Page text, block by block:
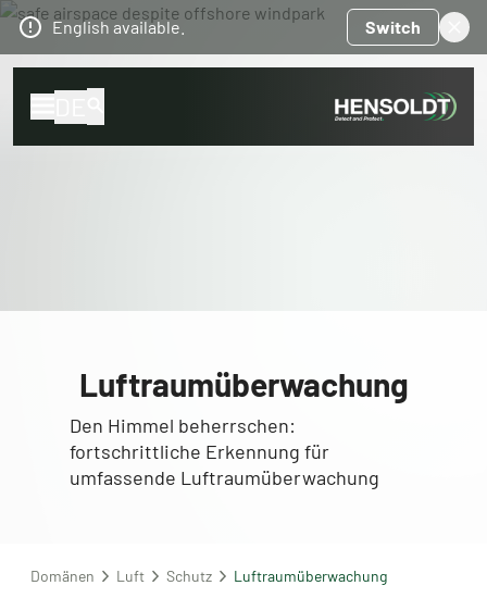
English available. Switch
Luftraumüberwachung
Den Himmel beherrschen:
fortschrittliche Erkennung für
umfassende Luftraumüberwachung
Domänen Luft Schutz Luftraumüberwachung